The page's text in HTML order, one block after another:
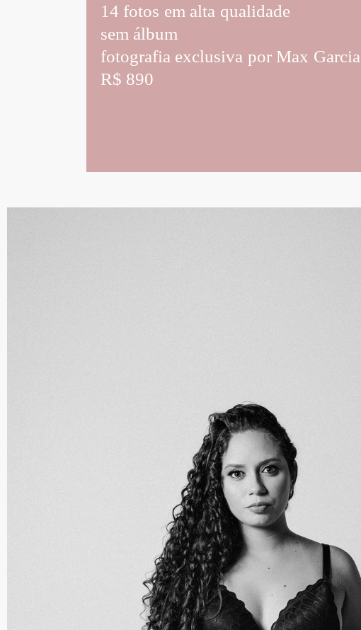
14 fotos em alta qualidade
sem álbum
fotografia exclusiva por Max Garcia
R$ 890